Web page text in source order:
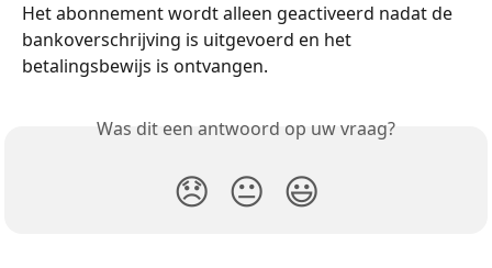
Het abonnement wordt alleen geactiveerd nadat de
bankoverschrijving is uitgevoerd en het
betalingsbewijs is ontvangen.
Was dit een antwoord op uw vraag?
😞 😐 😃